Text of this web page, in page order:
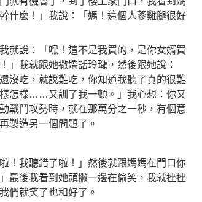
什麼！」我說：「媽！這個人蔘雞腿很好
就說：「嘿！這不是我買的，是你女婿買
」我就跟她撒嬌話玲瓏，然後跟她說：
沒吃，就說難吃，你知道我聽了真的很難
怎樣……又訓了我一頓。」我心想：你又
戰鬥攻勢時，就在那萬分之一秒，有個意
製造另一個問題了。
！我聽錯了啦！」然後就跟媽媽在門口你
最後我看到她頭撇一邊在偷笑，我就挫挫
們就笑了也和好了。